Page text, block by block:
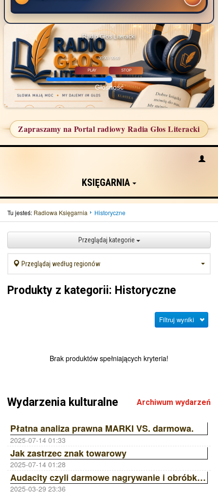
Radio Głos Literacki
00:00 / 00:00
PLAY STOP
Głośność
Zapraszamy na Portal radiowy Radia Głos Literacki
KSIĘGARNIA
Tu jesteś: Radiowa Księgarnia Historyczne
Przeglądaj kategorie
Przeglądaj według regionów
Produkty z kategorii: Historyczne
Filtruj wyniki
Brak produktów spełniających kryteria!
Wydarzenia kulturalne Archiwum wydarzeń
Płatna analiza prawna MARKI VS. darmowa.
2025-07-14 01:33
Jak zastrzec znak towarowy
2025-07-14 01:28
Audacity czyli darmowe nagrywanie i obróbka dźwięku
2025-03-29 23:36